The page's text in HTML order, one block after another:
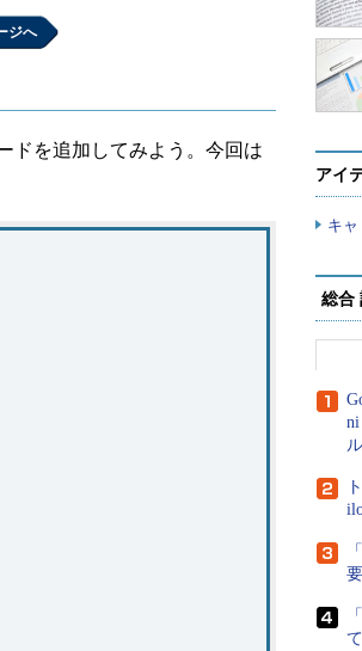
ジへ
ドを追加してみよう。今回は
アイ
キ
総合